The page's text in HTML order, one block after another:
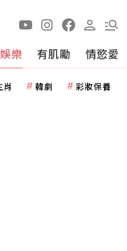
樂 有肌勵 情慾愛
肖 韓劇 彩妝保養